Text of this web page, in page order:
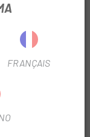
y
de dirección
cable de cambio
FRANÇAIS